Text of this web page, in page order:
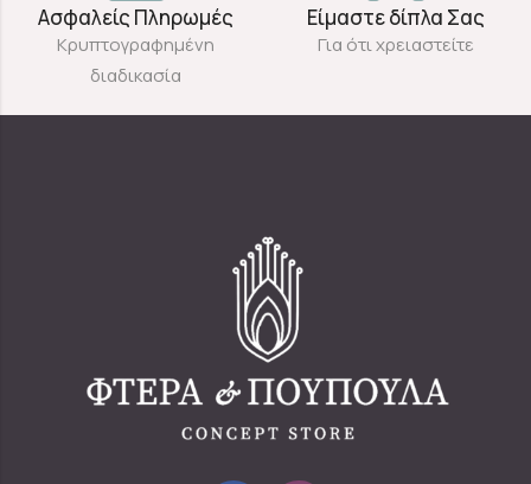
Ασφαλείς Πληρωμές
Κρυπτογραφημένη
διαδικασία
Είμαστε δίπλα Σας
Για ότι χρειαστείτε